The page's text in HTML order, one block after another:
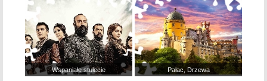
Wspaniałe stulecie Pałac, Drzewa